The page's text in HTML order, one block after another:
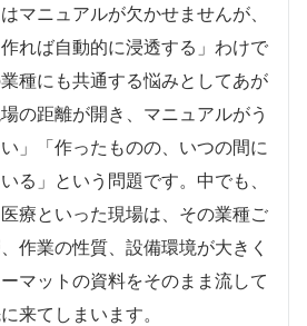
マニュアルが欠かせませんが、
作れば自動的に浸透する」わけで
種にも共通する悩みとしてあが
の距離が開き、マニュアルがう
」「作ったものの、いつの間に
る」という問題です。中でも、
療といった現場は、その業種ご
作業の性質、設備環境が大きく
マットの資料をそのまま流して
来てしまいます。